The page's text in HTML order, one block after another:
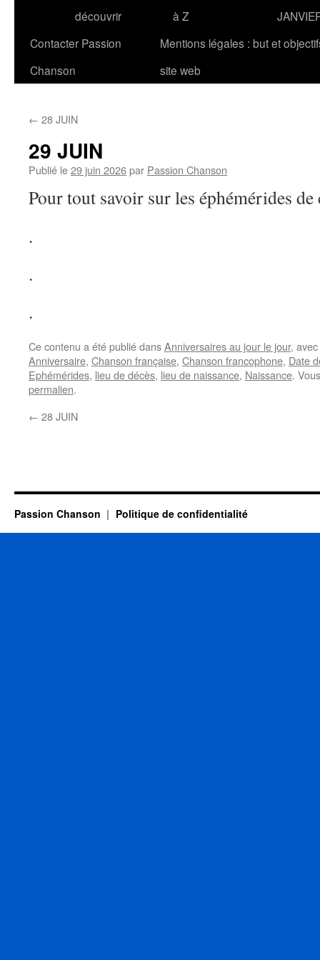
découvrir
à Z
Contacter Passion
Chanson
Mentions légales : but et
site web
← 28 JUIN
29 JUIN
Publié le29 juin 2026par Passion Chanson
Pour tout savoir sur les éphémérides
.
.
.
Ce contenu a été publié dansAnniversaires au jour le jour,
Anniversaire, Chanson française, Chanson francophone, Date
Ephémérides, lieu de décès, lieu de naissance, Naissance.
permalien.
← 28 JUIN
Passion Chanson Politique de confidentialité